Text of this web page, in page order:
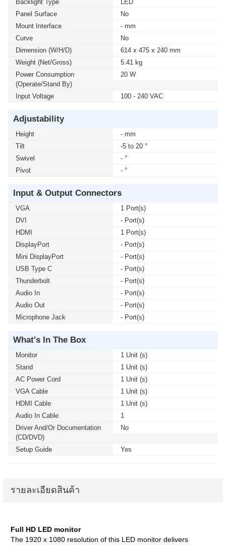
Backlight Type
LED
Panel Surface
No
Mount Interface
- mm
Curve
No
Dimension (W/H/D)
614 x 475 x 240 mm
Weight (Net/Gross)
5.41 kg
Power Consumption
(Operate/Stand By)
20 W
Input Voltage 100 - 240 VAC
Adjustability
Height
- mm
Tilt
-5 to 20 °
Swivel
- °
Pivot
- °
Input & Output Connectors
VGA
1 Port(s)
DVI
- Port(s)
HDMI
1 Port(s)
DisplayPort
- Port(s)
Mini DisplayPort
- Port(s)
USB Type C
- Port(s)
Thunderbolt
- Port(s)
Audio In
- Port(s)
Audio Out
- Port(s)
Microphone Jack
- Port(s)
What's In The Box
Monitor
1 Unit (s)
Stand
1 Unit (s)
AC Power Cord
1 Unit (s)
VGA Cable
1 Unit (s)
HDMI Cable
1 Unit (s)
Audio In Cable
1
Driver And/or Documentation
(CD/DVD)
No
Setup Guide Yes
รายละเอียดสินค้า
Full HD LED monitor
The 1920 x 1080 resolution of this LED monitor delivers